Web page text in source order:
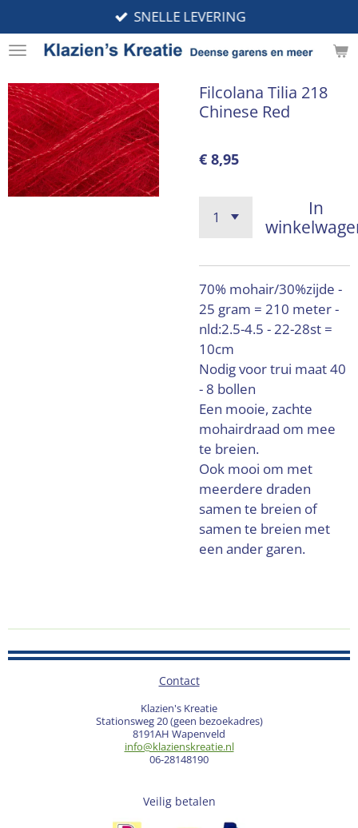
direct
naar
hoofdinhoud
SNELLE LEVERING
Filcolana Tilia 218
Chinese Red
€ 8,95
In
70% mohair/30%zijde -
25 gram = 210 meter -
nld:2.5-4.5 - 22-28st =
10cm
Nodig voor trui maat 40
- 8 bollen
Een mooie, zachte
mohairdraad om mee
te breien.
Ook mooi om met
meerdere draden
samen te breien of
samen te breien met
een ander garen.
Contact
Klazien's Kreatie
Stationsweg 20 (geen bezoekadres)
8191AH Wapenveld
info@klazienskreatie.nl
06-28148190
Veilig betalen